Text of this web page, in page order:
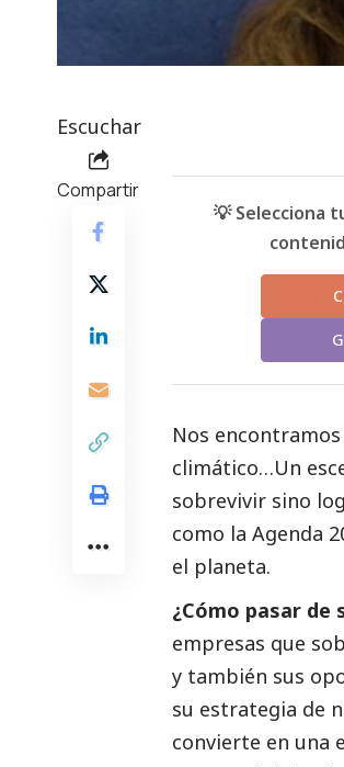
Escuchar
Compartir
💡 Selecciona
Nos
climático…Un
sobrevivir sino
como la Agenda
el planeta.
¿Cómo pasar de
empresas que
y también sus
su estrategia de
convierte en una